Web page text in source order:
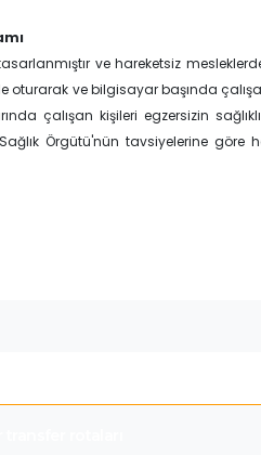
ve hareketsiz
ve bilgisayar başında
çalışan kişileri egzersizin
Örgütü'nün tavsiyelerine